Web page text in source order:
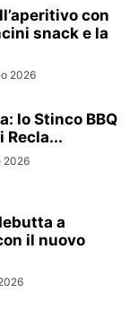
con
snack e la
2026
lo Stinco BBQ
Recla...
2026
a
il nuovo